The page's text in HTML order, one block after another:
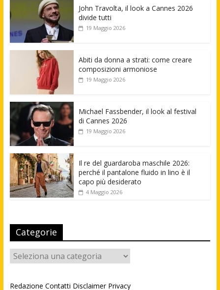
John Travolta, il look a Cannes 2026
divide tutti
19 Maggio 2026
Abiti da donna a strati: come creare
composizioni armoniose
19 Maggio 2026
Michael Fassbender, il look al festival
di Cannes 2026
19 Maggio 2026
Il re del guardaroba maschile 2026:
perché il pantalone fluido in lino è il
capo più desiderato
4 Maggio 2026
Categorie
Categorie
Redazione Contatti Disclaimer Privacy